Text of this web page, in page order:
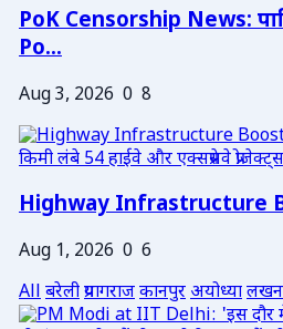
PoK Censorship News:
Po...
Aug 3, 2026 0 8
Highway Infrastructure
Aug 1, 2026 0 6
Allबरेलीप्रयागराजकानपुरअयोध्या